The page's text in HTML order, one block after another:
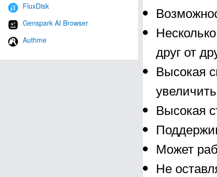
FluxDisk
Genspark AI Browser
Authme
друг от
Высокая
Высокая
Может
Не